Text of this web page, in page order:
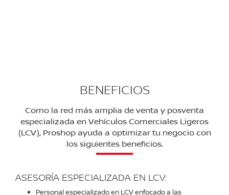
BENEFICIOS
Como la red más amplia de venta y posventa
especializada en Vehículos Comerciales Ligeros
(LCV), Proshop ayuda a optimizar tu negocio con
los siguientes beneficios.
ASESORÍA ESPECIALIZADA EN LCV:
Personal especializado en LCV enfocado a las